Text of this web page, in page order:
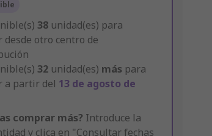
38 unidad(es) para
desde otro centro de
32 unidad(es) más para
a partir del 13 de agosto de
comprar más? Introduce la
y clica en "Consultar fechas